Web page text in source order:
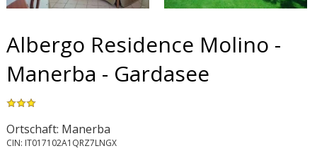
Albergo Residence Molino -
Manerba - Gardasee
Ortschaft: Manerba
CIN: IT017102A1QRZ7LNGX